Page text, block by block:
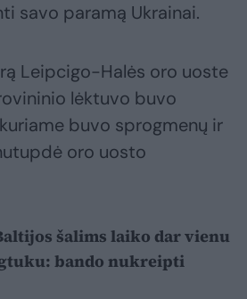
savo paramą Ukrainai.
Leipcigo-Halės oro uoste
lėktuvo buvo
buvo sprogmenų ir
oro uosto
šalims laiko dar vienu
bando nukreipti